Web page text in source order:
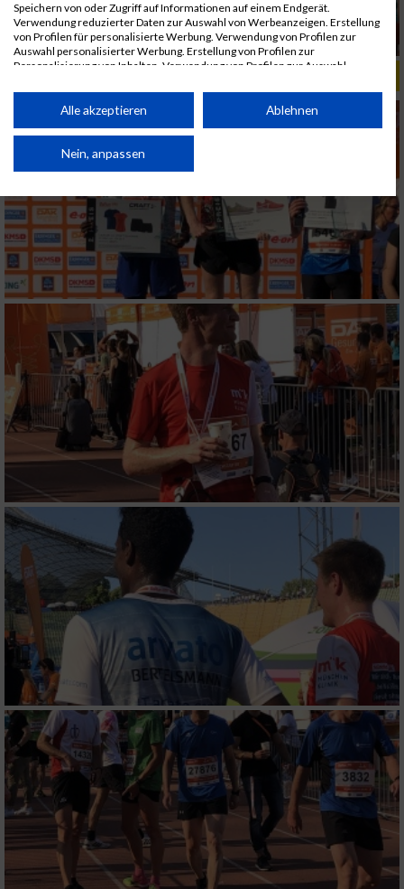
Speichern von oder Zugriff auf Informationen auf einem Endgerät.
Verwendung reduzierter Daten zur Auswahl von Werbeanzeigen. Erstellung
von Profilen für personalisierte Werbung. Verwendung von Profilen zur
Auswahl personalisierter Werbung. Erstellung von Profilen zur
Personalisierung von Inhalten. Verwendung von Profilen zur Auswahl
Performance von Inhalten. Analyse von Zielgruppen durch Statistiken oder
Kombinationen von Daten aus verschiedenen Quellen. Entwicklung und
von Inhalten.
Daten können außerhalb der Europäischen Union weitergegeben und in die
Website/App.
Partnerliste anzeigen (1 IAB-Anbieter)
Wir nutzen Ihre Daten für folgende Zwecke:
IAB-Verarbeitungszwecke:
Speichern von oder Zugriff auf Informationen
auf einem Endgerät
Verwendung reduzierter Daten zur Auswahl
von Werbeanzeigen
Erstellung von Profilen für personalisierte
Werbung
Verwendung von Profilen zur Auswahl
personalisierter Werbung
Erstellung von Profilen zur Personalisierung
von Inhalten
Verwendung von Profilen zur Auswahl
personalisierter Inhalte
Messung der Werbeleistung
Messung der Performance von Inhalten
Analyse von Zielgruppen durch Statistiken
oder Kombinationen von Daten aus
verschiedenen Quellen
Entwicklung und Verbesserung der Angebote
Verwendung reduzierter Daten zur Auswahl
Alle akzeptieren Ablehnen
Nein, anpassen